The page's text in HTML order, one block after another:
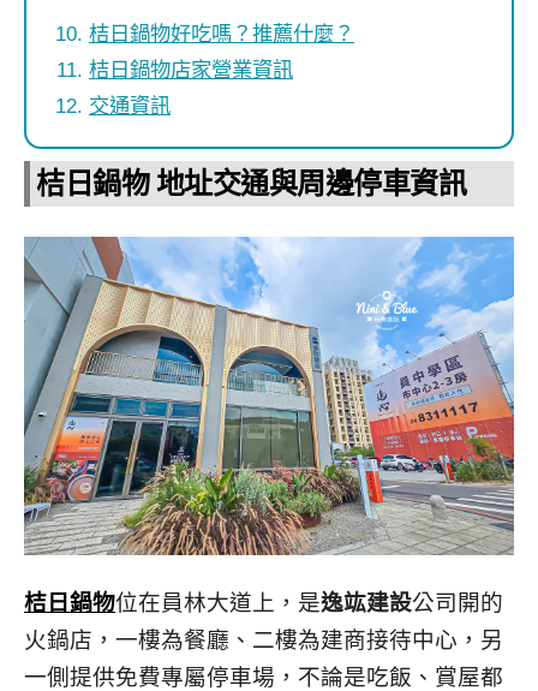
桔日鍋物好吃嗎？推薦什麼？
桔日鍋物店家營業資訊
交通資訊
桔日鍋物 地址交通與周邊停車資訊
桔日鍋物位在員林大道上，是逸竑建設公司開的
火鍋店，一樓為餐廳、二樓為建商接待中心，另
一側提供免費專屬停車場，不論是吃飯、賞屋都